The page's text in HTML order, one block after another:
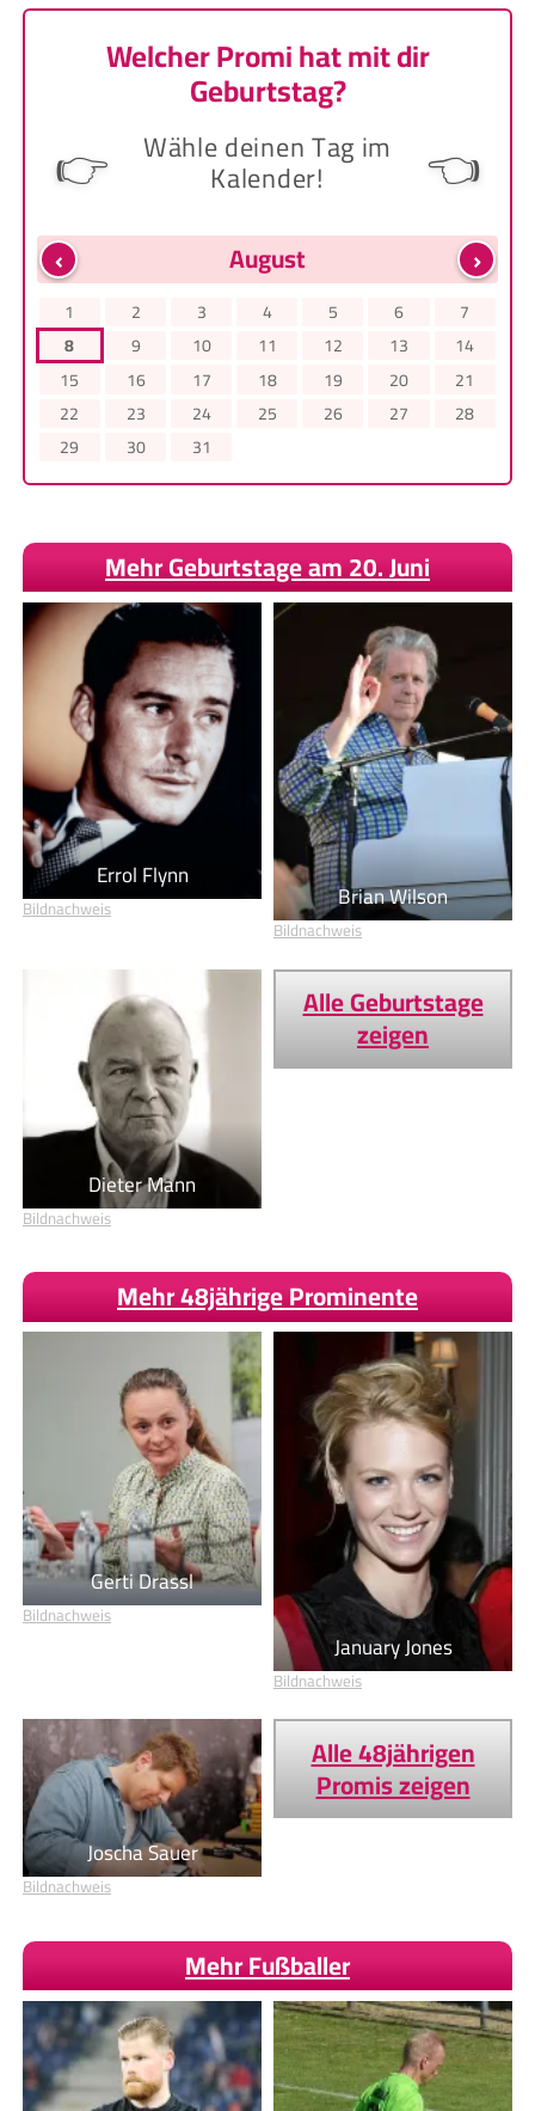
Welcher Promi hat mit dir
Geburtstag?
👉 Wähle deinen Tag im
Kalender! 👈
‹ ›
August
1 2 3 4 5 6
7
8
9 10 11 12 13
14
15
16 17 18 19 20
21
22
23 24 25 26 27
28
29
30 31
Mehr Geburtstage am 20. Juni
Errol Flynn
Bildnachweis Brian Wilson
Bildnachweis
Dieter Mann
Bildnachweis
Alle Geburtstage
zeigen
Mehr 48jährige Prominente
Gerti Drassl
Bildnachweis
January Jones
Bildnachweis
Joscha Sauer
Bildnachweis
Alle 48jährigen
Promis zeigen
Mehr Fußballer